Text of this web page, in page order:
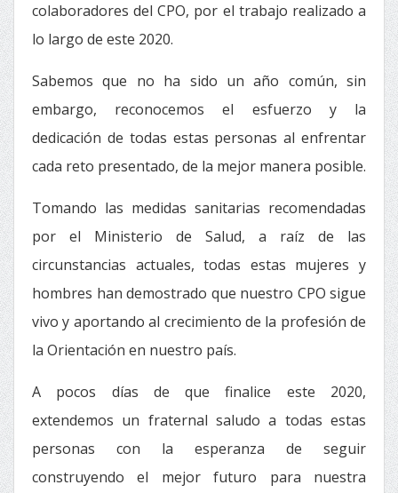
colaboradores del CPO, por el trabajo realizado a
lo largo de este 2020.
Sabemos que no ha sido un año común, sin
embargo, reconocemos el esfuerzo y la
dedicación de todas estas personas al enfrentar
cada reto presentado, de la mejor manera posible.
Tomando las medidas sanitarias recomendadas
por el Ministerio de Salud, a raíz de las
circunstancias actuales, todas estas mujeres y
hombres han demostrado que nuestro CPO sigue
vivo y aportando al crecimiento de la profesión de
la Orientación en nuestro país.
A pocos días de que finalice este 2020,
extendemos un fraternal saludo a todas estas
personas con la esperanza de seguir
construyendo el mejor futuro para nuestra